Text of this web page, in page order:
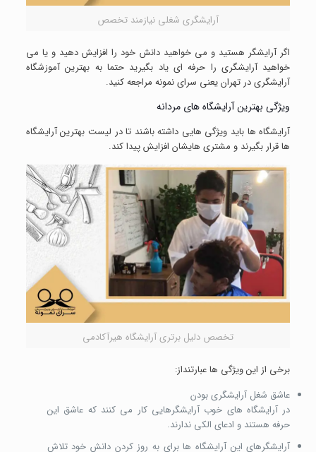
آرایشگری شغلی نیازمند تخصص
اگر آرایشگر هستید و می خواهید دانش خود را افزایش دهید و یا می
خواهید آرایشگری را حرفه ای یاد بگیرید حتما به بهترین آموزشگاه
آرایشگری در تهران یعنی سرای نمونه مراجعه کنید.
ویژگی بهترین آرایشگاه های مردانه
آرایشگاه ها باید ویژگی هایی داشته باشند تا در لیست بهترین آرایشگاه
ها قرار بگیرند و مشتری هایشان افزایش پیدا کند.
تخصص دلیل برتری آرایشگاه هیرآکادمی
برخی از این ویژگی ها عبارتنداز:
عاشق شغل آرایشگری بودن
در آرایشگاه های خوب آرایشگرهایی کار می کنند که عاشق این
حرفه هستند و ادعای الکی ندارند.
آرایشگرهای این آرایشگاه ها برای به روز کردن دانش خود تلاش